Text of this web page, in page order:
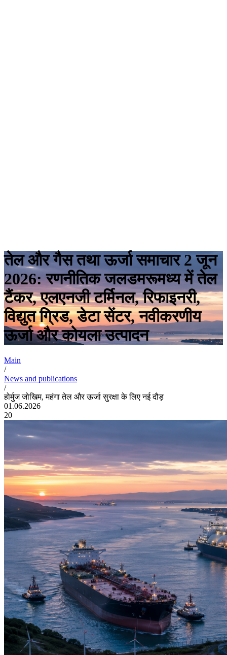
तेल और गैस तथा ऊर्जा समाचार 2 जून
2026: रणनीतिक जलडमरूमध्य में तेल
टैंकर, एलएनजी टर्मिनल, रिफाइनरी,
विद्युत ग्रिड, डेटा सेंटर, नवीकरणीय
ऊर्जा और कोयला उत्पादन
Main
/
News and publications
/
होर्मुज जोखिम, महंगा तेल और ऊर्जा सुरक्षा के लिए नई दौड़
01.06.2026
20